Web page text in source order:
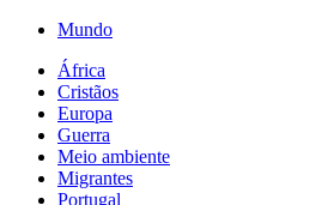
Mundo
África
Cristãos
Europa
Guerra
Meio ambiente
Migrantes
Portugal